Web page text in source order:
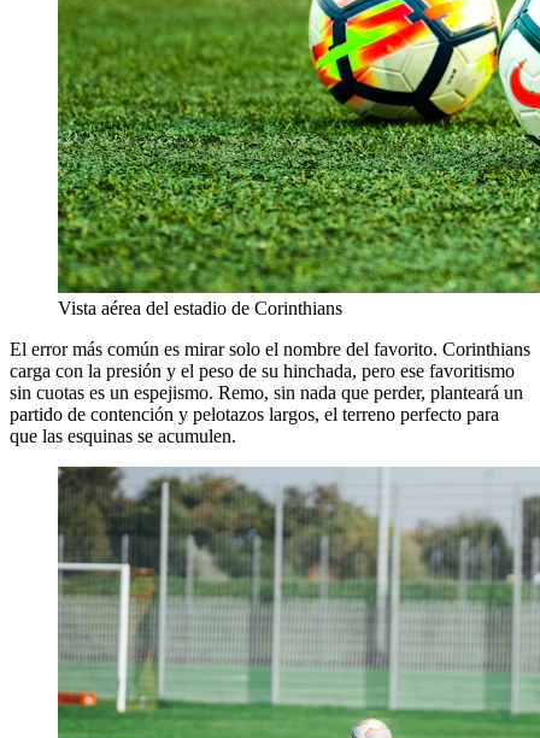
Vista aérea del estadio de Corinthians
El error más común es mirar solo el nombre del favorito. Corinthians
carga con la presión y el peso de su hinchada, pero ese favoritismo
sin cuotas es un espejismo. Remo, sin nada que perder, planteará un
partido de contención y pelotazos largos, el terreno perfecto para
que las esquinas se acumulen.